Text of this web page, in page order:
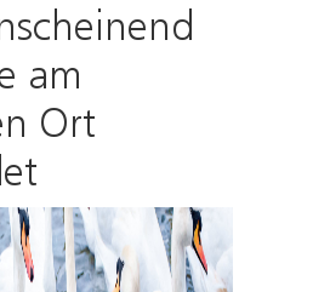
am
Ort